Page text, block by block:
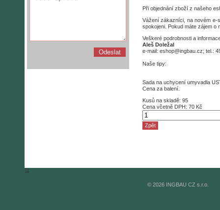
Při objednání zboží z našeho
Vážení zákazníci, na novém e-
spokojeni. Pokud máte zájem o
Veškeré podrobnosti a
Aleš Doležal
e-mail: eshop@ingbau.cz; tel.:
Naše tipy:
Sada na uchycení umyvadla
Cena za balení.
Kusů na skladě: 95
Cena včetně DPH: 70 Kč
Zpět
☰
© 2026 INGBAU CZ s.r.o.